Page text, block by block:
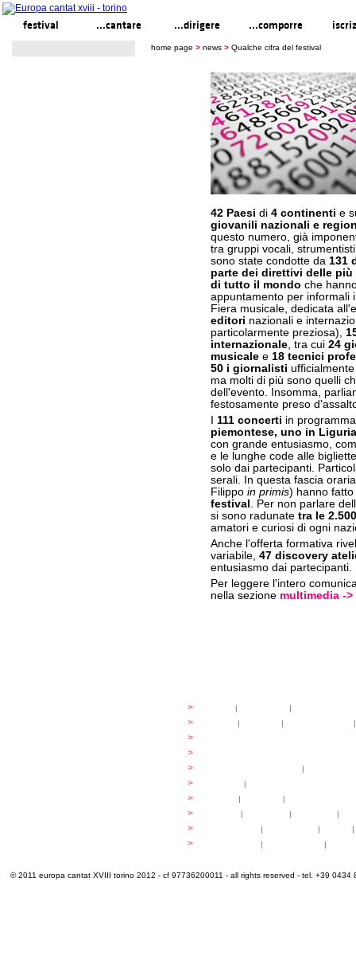
festival ...cantare ...dirigere ...comporre
home page > news > Qualche cifra del festival
42 Paesi di 4 continenti e
giovanili nazionali e
questo numero, già
tra gruppi vocali,
sono state condotte da 131
parte dei direttivi delle
di tutto il mondo che
appuntamento per informali
Fiera musicale, dedicata
editori nazionali e
particolarmente preziosa),
internazionale, tra cui 24
musicale e 18 tecnici
50 i giornalisti
ma molti di più sono quelli
dell'evento. Insomma,
festosamente preso
111 concerti in
piemontese, uno in
con grande entusiasmo,
e le lunghe code alle
solo dai partecipanti.
serali. In questa fascia
Filippo in primis) hanno
festival . Per non parlare
si sono radunate tra le
amatori e curiosi di ogni
Anche l'offerta formativa
variabile, 47 discovery
entusiasmo dai partecipanti.
Per leggere l'intero
nella sezione multimedia ->
> | |
> | | |
>
>
> |
> |
> | |
> | | |
> | | |
> | |
© 2011 europa cantat XVIII torino 2012 - cf 97736200011 - all rights reserved - tel. +39 0434